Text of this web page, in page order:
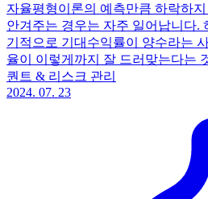
자율평형이론의 예측만큼 하락하
안겨주는 경우는 자주 일어납니다.
기적으로 기대수익률이 양수라는
율이 이렇게까지 잘 드러맞는다는
퀀트 & 리스크 관리
2024. 07. 23